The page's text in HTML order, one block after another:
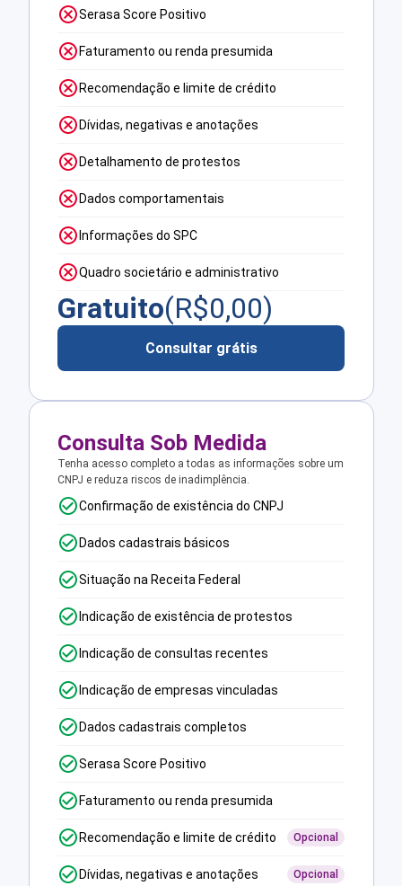
Serasa Score Positivo
Faturamento ou renda presumida
Recomendação e limite de crédito
Dívidas, negativas e anotações
Detalhamento de protestos
Dados comportamentais
Informações do SPC
Quadro societário e administrativo
Gratuito(R$0,00)
Consultar grátis
Consulta Sob Medida
Tenha acesso completo a todas as informações sobre um
CNPJ e reduza riscos de inadimplência.
Confirmação de existência do CNPJ
Dados cadastrais básicos
Situação na Receita Federal
Indicação de existência de protestos
Indicação de consultas recentes
Indicação de empresas vinculadas
Dados cadastrais completos
Serasa Score Positivo
Faturamento ou renda presumida
Recomendação e limite de crédito Opcional
Dívidas, negativas e anotações Opcional